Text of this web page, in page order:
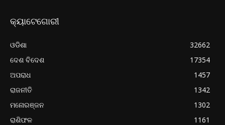
କ୍ୟାଟେଗୋରୀ
ଓଡିଶା
32662
ଦେଶ ବିଦେଶ
17354
ଅପରାଧ
1457
ରାଜନୀତି
1342
ମନୋରଞ୍ଜନ
1302
ରାଶିଫଳ
1161